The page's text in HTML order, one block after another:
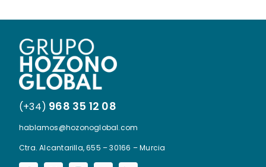
(+34) 968 35 12 08
hablamos@hozonoglobal.com
Ctra. Alcantarilla, 655 – 30166 – Murcia